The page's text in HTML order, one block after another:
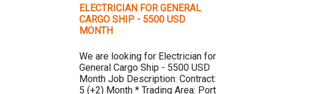
ELECTRICIAN FOR GENERAL
CARGO SHIP - 5500 USD
MONTH
We are looking for Electrician for
General Cargo Ship - 5500 USD
Month Job Description: Contract:
5 (+2) Month * Trading Area: Port